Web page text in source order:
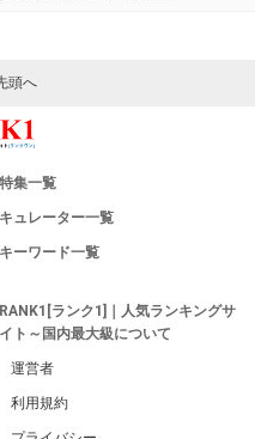
頭へ
特集一覧
キュレーター一覧
キーワード一覧
RANK1[ランク1]｜人気ランキングサ
イト～国内最大級について
運営者
利用規約